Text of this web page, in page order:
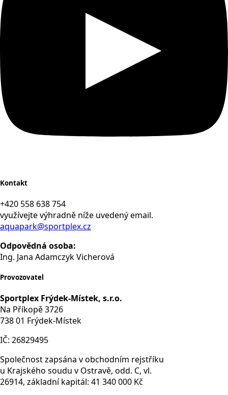
Kontakt
+420 558 638 754
využívejte výhradně níže uvedený email.
aquapark@sportplex.cz
Odpovědná osoba:
Ing. Jana Adamczyk Vicherová
Provozovatel
Sportplex Frýdek-Místek, s.r.o.
Na Příkopě 3726
738 01 Frýdek-Místek
IČ: 26829495
Společnost zapsána v obchodním rejstříku
u Krajského soudu v Ostravě, odd. C, vl.
26914, základní kapitál: 41 340 000 Kč